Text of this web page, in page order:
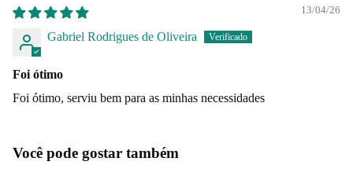
13/04/26
Gabriel Rodrigues de Oliveira
Foi ótimo
Foi ótimo, serviu bem para as minhas necessidades
Você pode gostar também